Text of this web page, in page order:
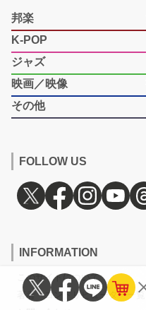
邦楽
K-POP
ジャズ
映画／映像
その他
FOLLOW US
INFORMATION
このサイトについて
著者・コントリビューター一覧